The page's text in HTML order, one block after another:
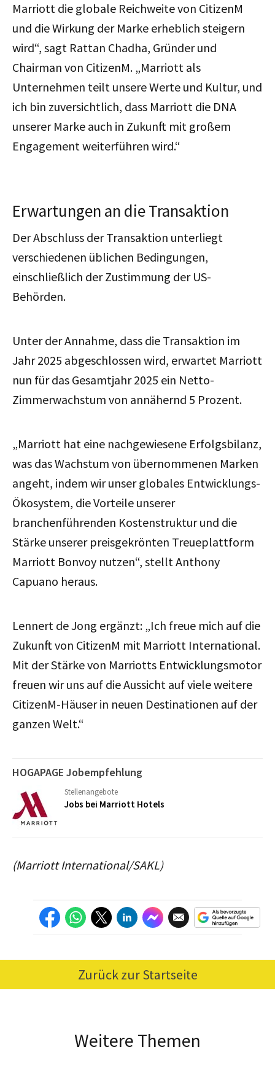
Marriott die globale Reichweite von CitizenM
und die Wirkung der Marke erheblich steigern
wird“, sagt Rattan Chadha, Gründer und
Chairman von CitizenM. „Marriott als
Unternehmen teilt unsere Werte und Kultur, und
ich bin zuversichtlich, dass Marriott die DNA
unserer Marke auch in Zukunft mit großem
Engagement weiterführen wird.“
Erwartungen an die Transaktion
Der Abschluss der Transaktion unterliegt
verschiedenen üblichen Bedingungen,
einschließlich der Zustimmung der US-
Behörden.
Unter der Annahme, dass die Transaktion im
Jahr 2025 abgeschlossen wird, erwartet Marriott
nun für das Gesamtjahr 2025 ein Netto-
Zimmerwachstum von annähernd 5 Prozent.
„Marriott hat eine nachgewiesene Erfolgsbilanz,
was das Wachstum von übernommenen Marken
angeht, indem wir unser globales Entwicklungs-
Ökosystem, die Vorteile unserer
branchenführenden Kostenstruktur und die
Stärke unserer preisgekrönten Treueplattform
Marriott Bonvoy nutzen“, stellt Anthony
Capuano heraus.
Lennert de Jong ergänzt: „Ich freue mich auf die
Zukunft von CitizenM mit Marriott International.
Mit der Stärke von Marriotts Entwicklungsmotor
freuen wir uns auf die Aussicht auf viele weitere
CitizenM-Häuser in neuen Destinationen auf der
ganzen Welt.“
HOGAPAGE Jobempfehlung
Stellenangebote
Jobs bei Marriott Hotels
(Marriott International/SAKL)
Zurück zur Startseite
Weitere Themen